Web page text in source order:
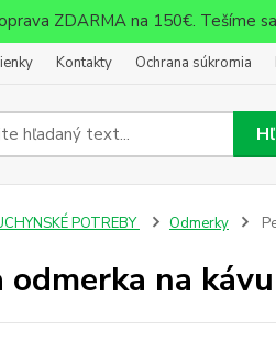
ZDARMA na 150€. Tešíme
Kontakty Ochrana súkromia
POTREBY Odmerky
odmerka na